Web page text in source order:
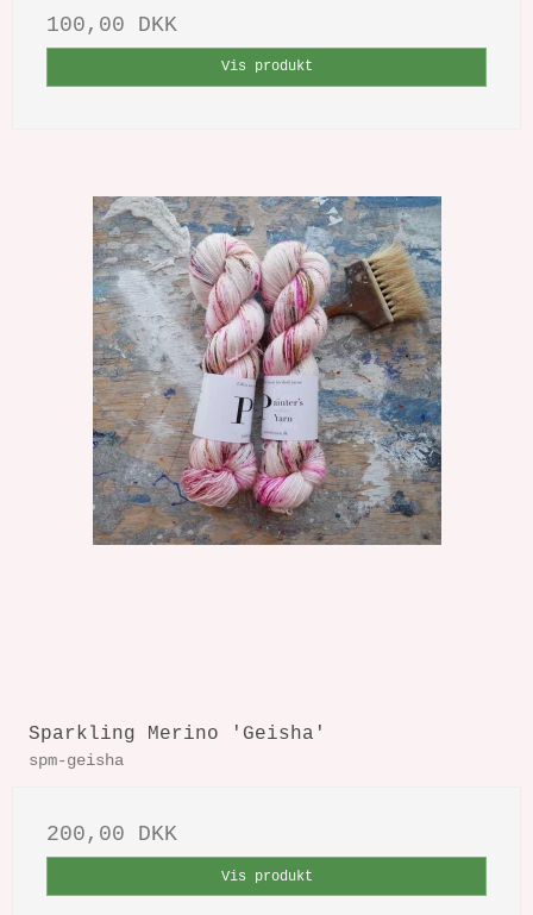
100,00 DKK
Vis produkt
Sparkling Merino 'Geisha'
spm-geisha
200,00 DKK
Vis produkt